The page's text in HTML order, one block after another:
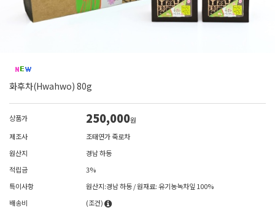
화후차(Hwahwo) 80g
상품가 250,000원
제조사
조태연가 죽로차
원산지
경남 하동
적립금
3%
특이사항
원산지:경남 하동 / 원재료: 유기농녹차잎 100%
배송비
(조건)